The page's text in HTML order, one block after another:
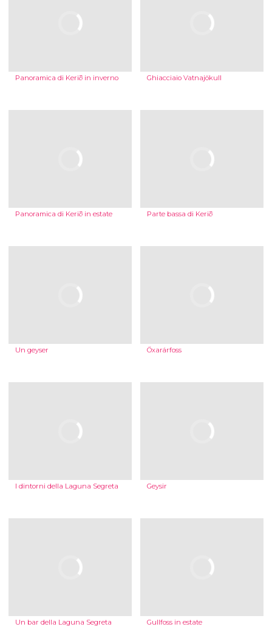
Panoramica di Kerið in inverno Ghiacciaio Vatnajökull
Panoramica di Kerið in estate Parte bassa di Kerið
Un geyser Öxarárfoss
I dintorni della Laguna Segreta Geysir
Un bar della Laguna Segreta Gullfoss in estate